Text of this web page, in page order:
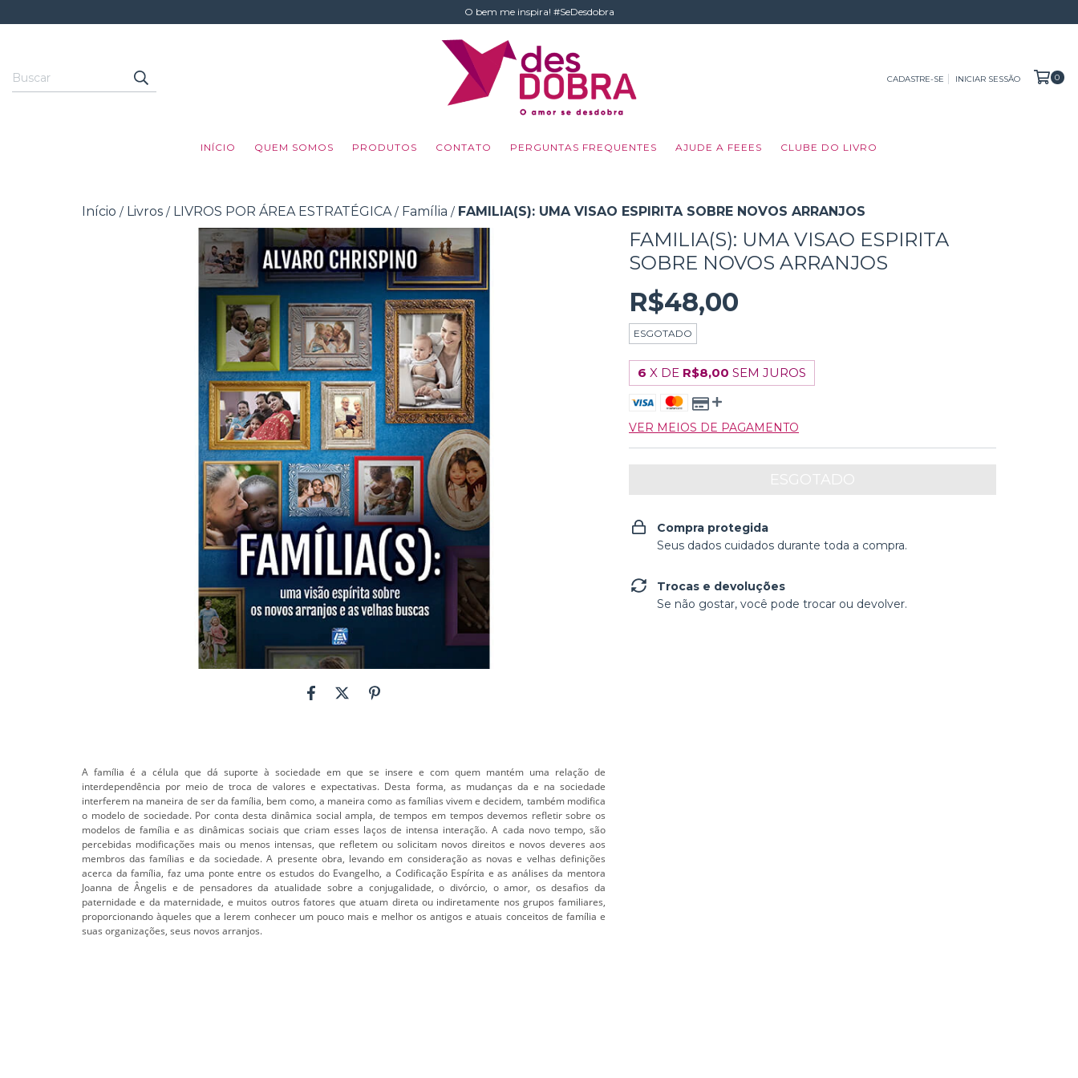
O bem me inspira! #SeDesdobra
CADASTRE-SE INICIAR SESSÃO 0
INÍCIO QUEM SOMOS PRODUTOS CONTATO PERGUNTAS FREQUENTES AJUDE A FEEES CLUBE DO LIVRO
Início / Livros / LIVROS POR ÁREA ESTRATÉGICA / Família / FAMILIA(S): UMA VISAO ESPIRITA SOBRE NOVOS ARRANJOS
A família é a célula que dá suporte à sociedade em que se insere e com quem mantém uma relação de
interdependência por meio de troca de valores e expectativas. Desta forma, as mudanças da e na sociedade
interferem na maneira de ser da família, bem como, a maneira como as famílias vivem e decidem, também modifica
o modelo de sociedade. Por conta desta dinâmica social ampla, de tempos em tempos devemos refletir sobre os
modelos de família e as dinâmicas sociais que criam esses laços de intensa interação. A cada novo tempo, são
percebidas modificações mais ou menos intensas, que refletem ou solicitam novos direitos e novos deveres aos
membros das famílias e da sociedade. A presente obra, levando em consideração as novas e velhas definições
acerca da família, faz uma ponte entre os estudos do Evangelho, a Codificação Espírita e as análises da mentora
Joanna de Ângelis e de pensadores da atualidade sobre a conjugalidade, o divórcio, o amor, os desafios da
paternidade e da maternidade, e muitos outros fatores que atuam direta ou indiretamente nos grupos familiares,
proporcionando àqueles que a lerem conhecer um pouco mais e melhor os antigos e atuais conceitos de família e
suas organizações, seus novos arranjos.
FAMILIA(S): UMA VISAO ESPIRITA
SOBRE NOVOS ARRANJOS
R$48,00
ESGOTADO
6 X DE R$8,00 SEM JUROS
VER MEIOS DE PAGAMENTO
Compra protegida
Seus dados cuidados durante toda a compra.
Trocas e devoluções
Se não gostar, você pode trocar ou devolver.